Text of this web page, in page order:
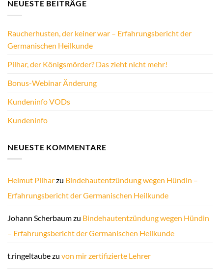
NEUESTE BEITRÄGE
Raucherhusten, der keiner war – Erfahrungsbericht der
Germanischen Heilkunde
Pilhar, der Königsmörder? Das zieht nicht mehr!
Bonus-Webinar Änderung
Kundeninfo VODs
Kundeninfo
NEUESTE KOMMENTARE
Helmut Pilharzu Bindehautentzündung wegen Hündin –
Erfahrungsbericht der Germanischen Heilkunde
Johann Scherbaumzu Bindehautentzündung wegen Hündin
– Erfahrungsbericht der Germanischen Heilkunde
t.ringeltaubezu von mir zertifizierte Lehrer